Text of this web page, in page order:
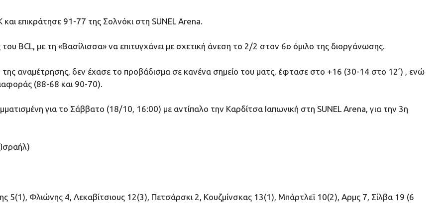
επικράτησε 91-77 της Σολνόκι στη SUNEL Arena.
BCL, με τη «Βασίλισσα» να επιτυγχάνει με σχετική άνεση το 2/2 στον 6ο όμιλο της διοργάνωσης.
αναμέτρησης, δεν έχασε το προβάδισμα σε κανένα σημείο του ματς, έφτασε στο +16 (30-14 στο 12’) , ενώ
(88-68 και 90-70).
για το Σάββατο (18/10, 16:00) με αντίπαλο την Καρδίτσα Ιαπωνική στη SUNEL Arena, για την 3η
5(1), Φλιώνης 4, Λεκαβίτσιους 12(3), Πετσάρσκι 2, Κουζμίνσκας 13(1), Μπάρτλεϊ 10(2), Αρμς 7, Σίλβα 19 (6